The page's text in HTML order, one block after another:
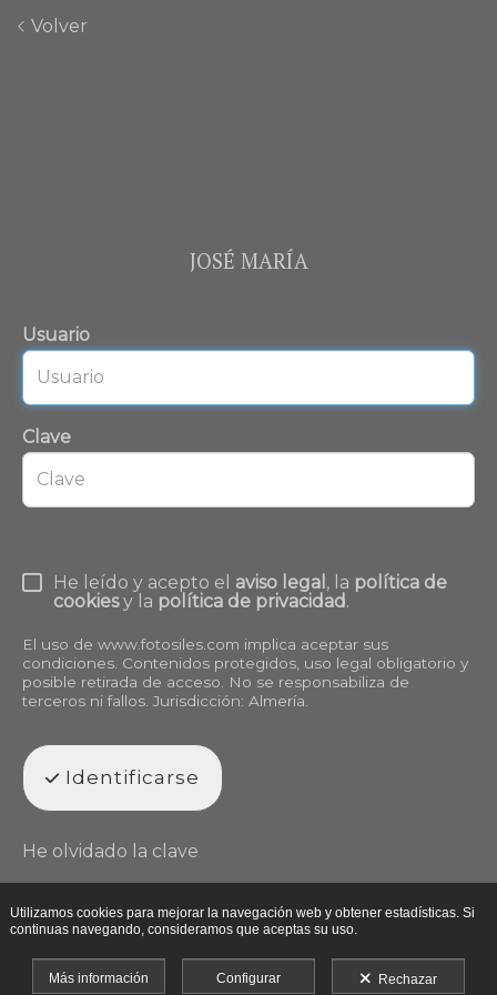
Volver
JOSÉ MARÍA
Usuario
Clave
He leído y acepto el aviso legal , la política de
cookiesy la política de privacidad.
El uso de www.fotosiles.com implica aceptar sus
condiciones. Contenidos protegidos, uso legal obligatorio y
posible retirada de acceso. No se responsabiliza de
terceros ni fallos. Jurisdicción: Almería.
Identificarse
He olvidado la clave
Utilizamos cookies para mejorar la navegación web y obtener estadísticas. Si
continuas navegando, consideramos que aceptas su uso.
Más información Configurar Rechazar